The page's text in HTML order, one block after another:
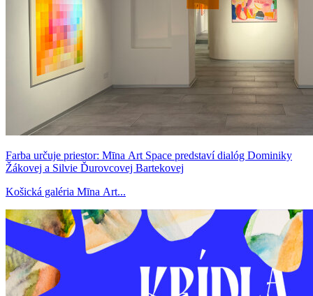
Farba určuje priestor: Mīna Art Space predstaví dialóg Dominiky
Žákovej a Silvie Ďurovcovej Bartekovej
Košická galéria Mīna Art...